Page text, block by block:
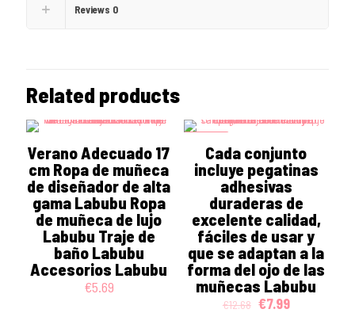
Reviews 0
Related products
Verano Adecuado 17
cm Ropa de muñeca
de diseñador de alta
gama Labubu Ropa
de muñeca de lujo
Labubu Traje de
baño Labubu
Accesorios Labubu
€5.69
Cada conjunto
incluye pegatinas
adhesivas
duraderas de
excelente calidad,
fáciles de usar y
que se adaptan a la
forma del ojo de las
muñecas Labubu
€12.68 Original
€7.99Current